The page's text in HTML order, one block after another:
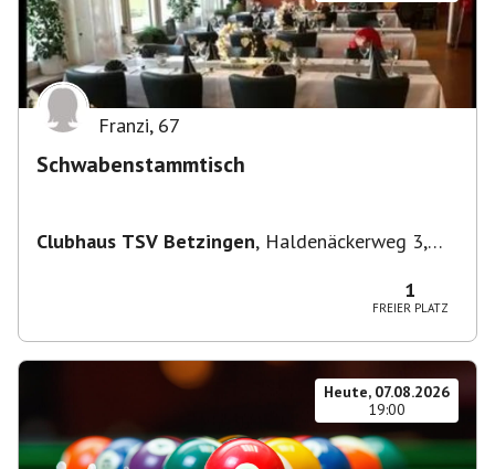
Franzi, 67
Schwabenstammtisch
Clubhaus TSV Betzingen, Haldenäckerweg 3,
1
FREIER PLATZ
Heute, 07.08.2026
19:00